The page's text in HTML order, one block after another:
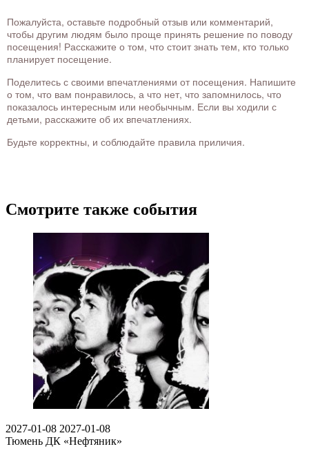
Пожалуйста, оставьте подробный отзыв или комментарий,
чтобы другим людям было проще принять решение по поводу
посещения! Расскажите о том, что стоит знать тем, кто только
планирует посещение.
Поделитесь с своими впечатлениями от посещения. Напишите
о том, что вам понравилось, а что нет, что запомнилось, что
показалось интересным или необычным. Если вы ходили с
детьми, расскажите об их впечатлениях.
Будьте корректны, и соблюдайте правила приличия.
Смотрите также события
2027-01-08 2027-01-08
Тюмень ДК «Нефтяник»